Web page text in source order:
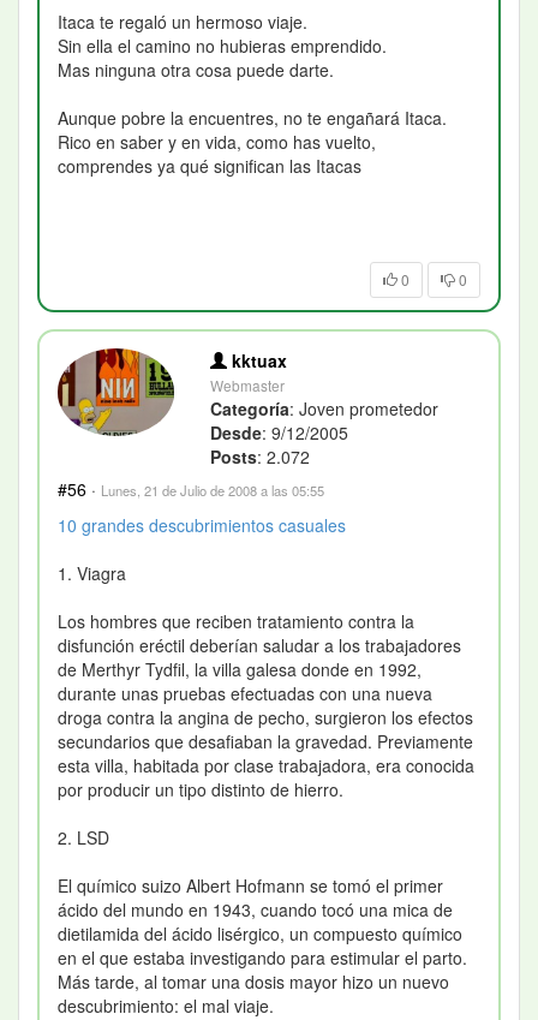
Itaca te regaló un hermoso viaje.
Sin ella el camino no hubieras emprendido.
Mas ninguna otra cosa puede darte.
Aunque pobre la encuentres, no te engañará Itaca.
Rico en saber y en vida, como has vuelto,
comprendes ya qué significan las Itacas
0 0
kktuax
Webmaster
Categoría: Joven prometedor
Desde: 9/12/2005
Posts: 2.072
#56 · Lunes, 21 de Julio de 2008 a las 05:55
10 grandes descubrimientos casuales
1. Viagra
Los hombres que reciben tratamiento contra la
disfunción eréctil deberían saludar a los trabajadores
de Merthyr Tydfil, la villa galesa donde en 1992,
durante unas pruebas efectuadas con una nueva
droga contra la angina de pecho, surgieron los efectos
secundarios que desafiaban la gravedad. Previamente
esta villa, habitada por clase trabajadora, era conocida
por producir un tipo distinto de hierro.
2. LSD
El químico suizo Albert Hofmann se tomó el primer
ácido del mundo en 1943, cuando tocó una mica de
dietilamida del ácido lisérgico, un compuesto químico
en el que estaba investigando para estimular el parto.
Más tarde, al tomar una dosis mayor hizo un nuevo
descubrimiento: el mal viaje.